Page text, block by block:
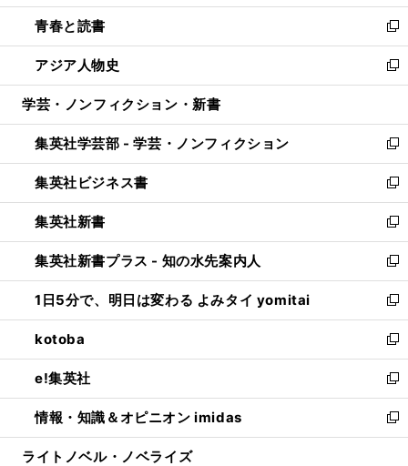
ウ
で
開
く
ン
ド
ウ
で
開
ウ
ィ
ン
ド
ウ
開
く
し
い
ウ
ィ
ン
ウ
で
開
く
青春と読書
新
し
い
ウ
ン
ド
ウ
で
開
く
アジア人物史
新
し
ウ
ィ
ン
ド
ウ
で
開
く
学芸・ノンフィクション・新書
集英社学芸部 - 学芸・ノンフィクション
新
し
い
ウ
ィ
ン
ド
ウ
で
開
く
集英社ビジネス書
新
し
い
ウ
ィ
ン
ド
ウ
で
開
く
集英社新書
新
し
い
ウ
ィ
ン
ド
ウ
で
開
く
集英社新書プラス - 知の水先案内人
新
し
い
ウ
ィ
ン
ド
ウ
で
開
1日5分で、明日は変わる よみタイ yomitai
新
し
い
ウ
ィ
ン
ド
ウ
kotoba
新
し
い
ウ
ィ
ン
e!集英社
新
し
い
ウ
情報・知識＆オピニオン imidas
新
し
ライトノベル・ノベライズ